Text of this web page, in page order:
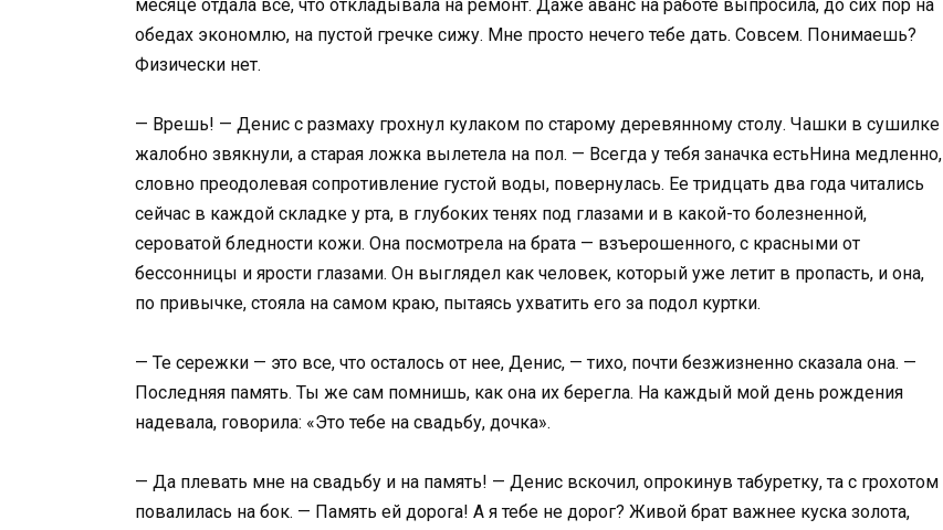
месяце отдала все, что откладывала на ремонт. Даже аванс на работе выпросила, до сих пор на
обедах экономлю, на пустой гречке сижу. Мне просто нечего тебе дать. Совсем. Понимаешь?
Физически нет.
— Врешь! — Денис с размаху грохнул кулаком по старому деревянному столу. Чашки в сушилке
жалобно звякнули, а старая ложка вылетела на пол. — Всегда у тебя заначка естьНина медленно,
словно преодолевая сопротивление густой воды, повернулась. Ее тридцать два года читались
сейчас в каждой складке у рта, в глубоких тенях под глазами и в какой-то болезненной,
сероватой бледности кожи. Она посмотрела на брата — взъерошенного, с красными от
бессонницы и ярости глазами. Он выглядел как человек, который уже летит в пропасть, и она,
по привычке, стояла на самом краю, пытаясь ухватить его за подол куртки.
— Те сережки — это все, что осталось от нее, Денис, — тихо, почти безжизненно сказала она. —
Последняя память. Ты же сам помнишь, как она их берегла. На каждый мой день рождения
надевала, говорила: «Это тебе на свадьбу, дочка».
— Да плевать мне на свадьбу и на память! — Денис вскочил, опрокинув табуретку, та с грохотом
повалилась на бок. — Память ей дорога! А я тебе не дорог? Живой брат важнее куска золота,